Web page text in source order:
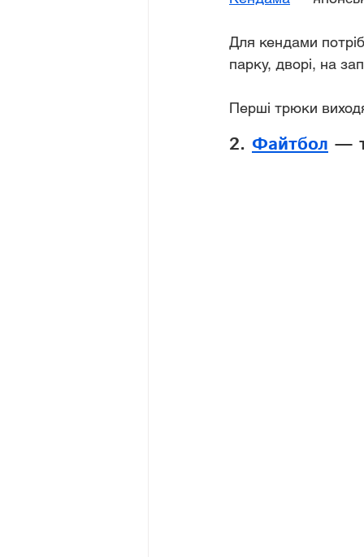
Для кендами
парку, дворі, на
Перші трюки
2. Файтбол —